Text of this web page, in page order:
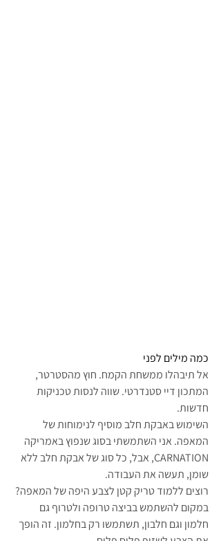
כמה מילים לפני
אל תיבהלו ממשחת הקמח. חוץ מהסטרטר,
המתכון דיי סטנדרטי. שווה לנסות טכניקות
חדשות.
השימוש באבקת חלב מוסיף לנימוחות של
המאפה. אני השתמשתי בסוג שנפוץ באמריקה
CARNATION, אבל, כל סוג של אבקת חלב ללא
שומן, תעשה את העבודה.
רוצים ללמוד טריק קטן לצבע היפה של המאפה?
במקום להשתמש בביצה טרופה ולטרוף גם
חלמון וגם חלבון, תשתמשו רק בחלמון. זה הופך